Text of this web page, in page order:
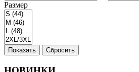
Размер
Показать Сбросить